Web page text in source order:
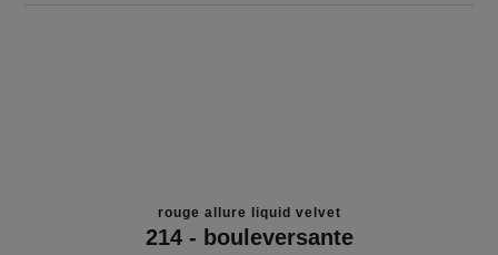
rouge allure liquid velvet
214 - bouleversante